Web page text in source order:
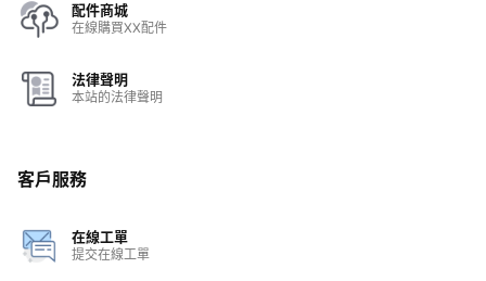
配件商城
在線購買XX配件
法律聲明
本站的法律聲明
客戶服務
在線工單
提交在線工單